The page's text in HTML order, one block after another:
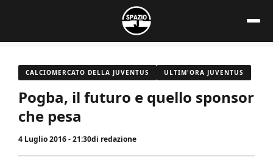
contenuto
CALCIOMERCATO DELLA JUVENTUS ULTIM'ORA JUVENTUS
Pogba, il futuro e quello sponsor
che pesa
4 Luglio 2016 - 21:30di redazione